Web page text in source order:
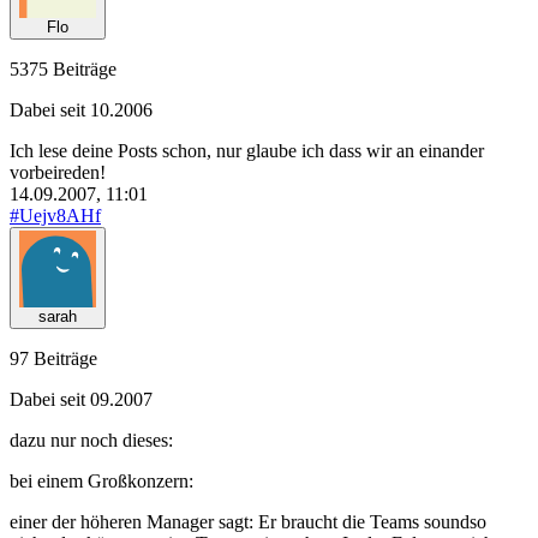
Flo
5375 Beiträge
Dabei seit 10.2006
Ich lese deine Posts schon, nur glaube ich dass wir an einander
vorbeireden!
14.09.2007, 11:01
#Uejv8AHf
sarah
97 Beiträge
Dabei seit 09.2007
dazu nur noch dieses:
bei einem Großkonzern:
einer der höheren Manager sagt: Er braucht die Teams soundso